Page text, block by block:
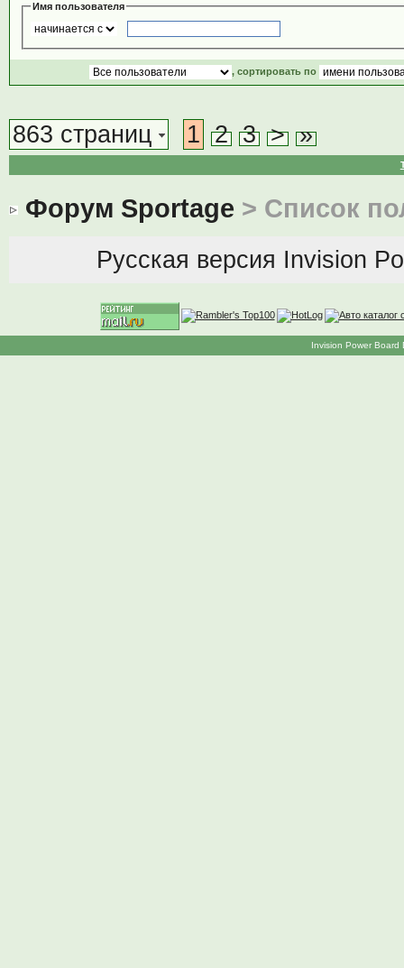
Имя пользователя
, сортировать по
863 страниц 1 2 3 > »
Форум Sportage > Список
Русская версия Invision
Invision Power